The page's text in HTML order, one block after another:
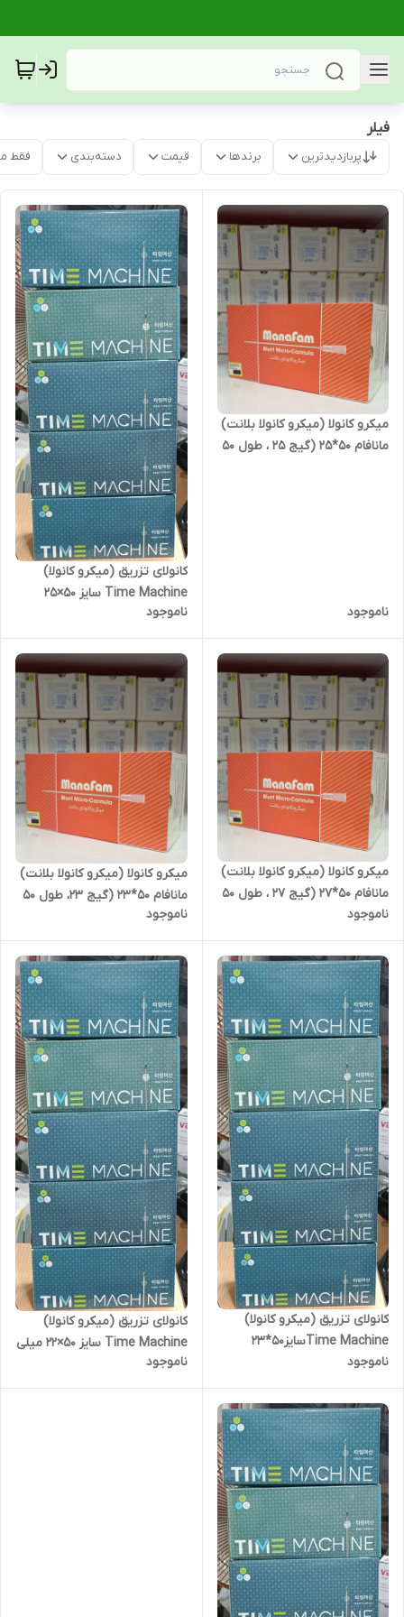
فیلر
پربازدیدترین برندها قیمت دسته‌بندی فقط
میکرو کانولا (میکرو کانولا بلانت)
مانافام 50*25 (گیج 25 ، طول 50
ناموجود
کانولای تزریق (میکرو کانولا)
Time Machine سایز 50×25
میلی متر
ناموجود
میکرو کانولا (میکرو کانولا بلانت)
مانافام 50*27 (گیج 27 ، طول 50
میلی متر)
ناموجود
میکرو کانولا (میکرو کانولا بلانت)
مانافام 50*23 (گیج 23، طول 50
میلی متر)
ناموجود
کانولای تزریق (میکرو کانولا)
Time Machineسایز50*23
ناموجود
کانولای تزریق (میکرو کانولا)
Time Machine سایز 50×22 میلی
متر
ناموجود